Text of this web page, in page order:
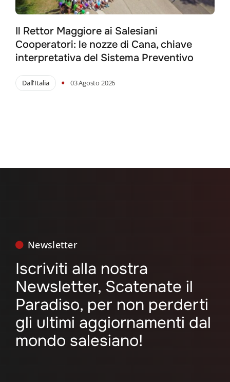
Il Rettor Maggiore ai Salesiani
Cooperatori: le nozze di Cana, chiave
interpretativa del Sistema Preventivo
Dall'Italia • 03 Agosto 2026
Newsletter
Iscriviti alla nostra
Newsletter, Scatenate il
Paradiso, per non perderti
gli ultimi aggiornamenti dal
mondo salesiano!